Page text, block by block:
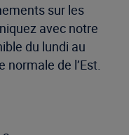
sur les
avec notre
du lundi au
normale de l’Est.